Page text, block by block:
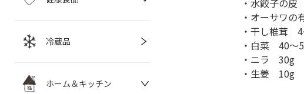
冷蔵品
ホーム＆キッチン
・水餃子の
・オーサワ
・干し椎茸
・白菜 40〜
・ニラ 30g
・生姜 10g